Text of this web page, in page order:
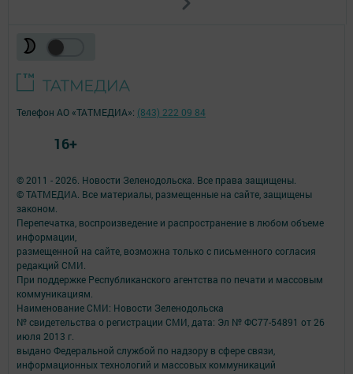
© 2011 - 2026. Новости Зеленодольска. Все права защищены.
© ТАТМЕДИА. Все материалы, размещенные на сайте, защищены
законом.
Перепечатка, воспроизведение и распространение в любом объеме
информации,
размещенной на сайте, возможна только с письменного согласия
редакций СМИ.
При поддержке Республиканского агентства по печати и массовым
коммуникациям.
Наименование СМИ: Новости Зеленодольска
№ свидетельства о регистрации СМИ, дата: Эл № ФС77-54891 от 26
июля 2013 г.
выдано Федеральной службой по надзору в сфере связи,
информационных технологий и массовых коммуникаций
Телефон АО «ТАТМЕДИА»: (843) 222 09 84
16+